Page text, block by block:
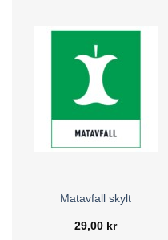
att avfallet sorteras rätt
Lagar och regler:
verksamheter är skyldiga
avfallshantering.
Förbättrad arbetsmiljö:
avfallshantering bidrar till
Vi erbjuder ett brett
med tydlig text,
Matavfall skylt
29,00 kr